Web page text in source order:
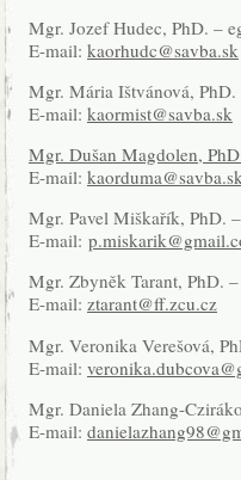
Mgr. Jozef Hudec, PhD. –
E-mail: kaorhudc@savba.sk
Mgr. Mária Ištvánová,
E-mail: kaormist@savba.sk
Mgr. Dušan Magdolen,
E-mail:
Mgr. Pavel Miškařík, PhD.
E-mail:
Mgr. Zbyněk Tarant, PhD.
E-mail: ztarant@ff.zcu.cz
Mgr. Veronika Verešová,
E-mail:
Mgr. Daniela Zhang-
E-mail: